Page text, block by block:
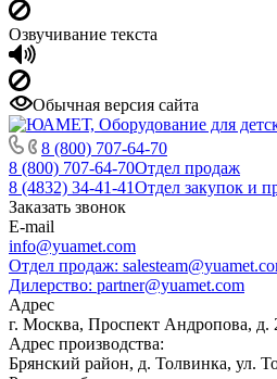
Озвучивание текста
Обычная версия сайта
8 (800) 707-64-70
8 (800) 707-64-70Отдел продаж
8 (4832) 34-41-41Отдел закупок и
Заказать звонок
E-mail
info@yuamet.com
Отдел продаж:
Дилерство: partner@yuamet.com
Адрес
г. Москва, Проспект Андропова, д.
Адрес производства:
Брянский район, д. Толвинка, ул.